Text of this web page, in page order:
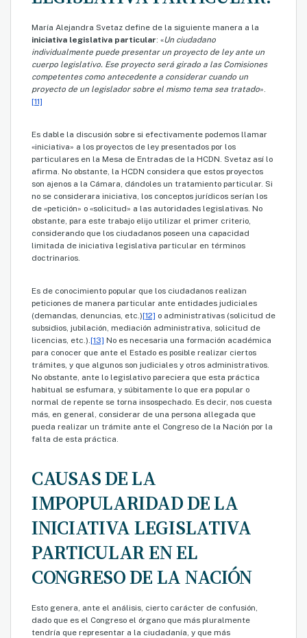
María Alejandra Svetaz define de la siguiente manera a la
iniciativa legislativa particular: «Un ciudadano
individualmente puede presentar un proyecto de ley ante un
cuerpo legislativo. Ese proyecto será girado a las Comisiones
competentes como antecedente a considerar cuando un
proyecto de un legislador sobre el mismo tema sea tratado».
[11]
Es dable la discusión sobre si efectivamente podemos llamar
«iniciativa» a los proyectos de ley presentados por los
particulares en la Mesa de Entradas de la HCDN. Svetaz así lo
afirma. No obstante, la HCDN considera que estos proyectos
son ajenos a la Cámara, dándoles un tratamiento particular. Si
no se considerara iniciativa, los conceptos jurídicos serían los
de «petición» o «solicitud» a las autoridades legislativas. No
obstante, para este trabajo elijo utilizar el primer criterio,
considerando que los ciudadanos poseen una capacidad
limitada de iniciativa legislativa particular en términos
doctrinarios.
Es de conocimiento popular que los ciudadanos realizan
peticiones de manera particular ante entidades judiciales
(demandas, denuncias, etc.)[12] o administrativas (solicitud de
subsidios, jubilación, mediación administrativa, solicitud de
licencias, etc.).[13] No es necesaria una formación académica
para conocer que ante el Estado es posible realizar ciertos
trámites, y que algunos son judiciales y otros administrativos.
No obstante, ante lo legislativo pareciera que esta práctica
habitual se esfumara, y súbitamente lo que era popular o
normal de repente se torna insospechado. Es decir, nos cuesta
más, en general, considerar de una persona allegada que
pueda realizar un trámite ante el Congreso de la Nación por la
falta de esta práctica.
CAUSAS DE LA
IMPOPULARIDAD DE LA
INICIATIVA LEGISLATIVA
PARTICULAR EN EL
CONGRESO DE LA NACIÓN
Esto genera, ante el análisis, cierto carácter de confusión,
dado que es el Congreso el órgano que más pluralmente
tendría que representar a la ciudadanía, y que más